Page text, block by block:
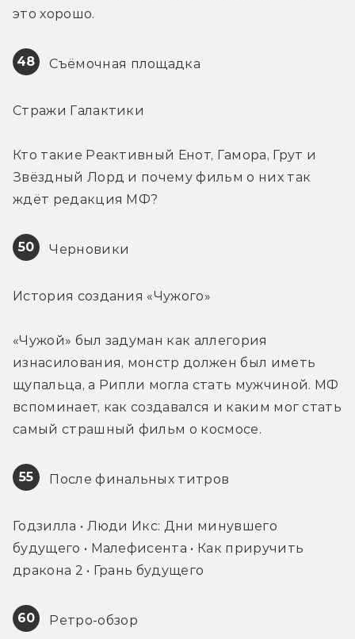
это хорошо.
48 Съёмочная площадка
Стражи Галактики
Кто такие Реактивный Енот, Гамора, Грут и
Звёздный Лорд и почему фильм о них так
ждёт редакция МФ?
50 Черновики
История создания «Чужого»
«Чужой» был задуман как аллегория
изнасилования, монстр должен был иметь
щупальца, а Рипли могла стать мужчиной. МФ
вспоминает, как создавался и каким мог стать
самый страшный фильм о космосе.
55 После финальных титров
Годзилла • Люди Икс: Дни минувшего
будущего • Малефисента • Как приручить
дракона 2 • Грань будущего
60 Ретро-обзор